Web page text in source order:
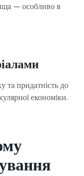
— особливо в
та придатність до
економіки.